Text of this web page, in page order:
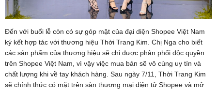
Đến với buổi lễ còn có sự góp mặt của đại diện Shopee Việt Nam
ký kết hợp tác với thương hiệu Thời Trang Kim. Chị Nga cho biết
các sản phẩm của thương hiệu sẽ chỉ được phân phối độc quyền
trên Shopee Việt Nam, vì vậy việc mua bán sẽ vô cùng uy tín và
chất lượng khi về tay khách hàng. Sau ngày 7/11, Thời Trang Kim
sẽ chính thức có mặt trên sàn thương mại điện tử Shopee và mở